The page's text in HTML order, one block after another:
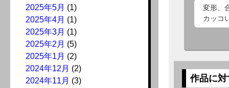
2025年5月 (1)
2025年4月 (1)
2025年3月 (1)
2025年2月 (5)
2025年1月 (2)
2024年12月 (2)
2024年11月 (3)
変形、
カッコ
作品に